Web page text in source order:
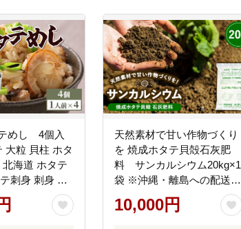
めし 4個入
大粒 貝柱 ホタ
海道 ホタテ
刺身 刺身 帆
産地直送（北
送（八雲町）
天然素材で甘い作物づくり
を 焼成ホタテ貝殻石灰肥
料 サンカルシウム20kg×1
袋 ※沖縄・離島への配送不
10,000円